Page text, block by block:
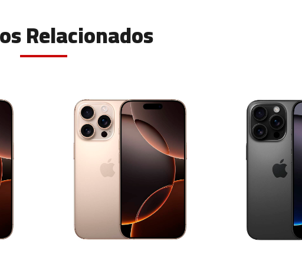
Relacionados